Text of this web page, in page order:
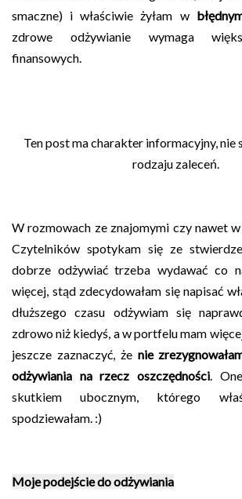
smaczne) i właściwie żyłam w
zdrowe odżywianie wymaga
finansowych.
Ten post ma charakter informacyjny, nie
rodzaju zaleceń.
W rozmowach ze znajomymi czy nawet
Czytelników spotykam się ze
dobrze odżywiać trzeba wydawać co
więcej, stąd zdecydowałam się napisać
dłuższego czasu odżywiam się
zdrowo niż kiedyś, a w portfelu mam
jeszcze zaznaczyć, że nie
odżywiania na rzecz oszczędności .
skutkiem ubocznym, którego
spodziewałam. :)
Moje podejście do odżywiania